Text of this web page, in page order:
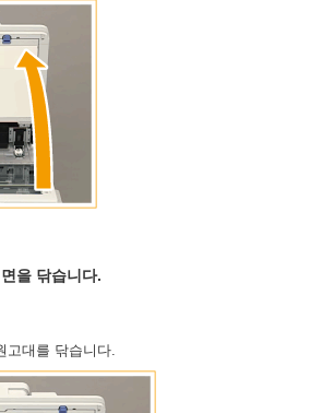
을 닦습니다.
고대를 닦습니다.